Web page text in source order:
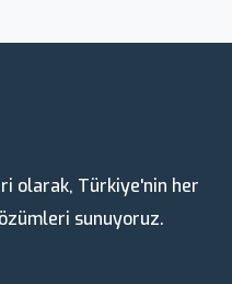
olarak, Türkiye'nin her
sunuyoruz.